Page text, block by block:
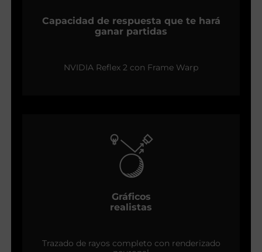
Capacidad de respuesta que te hará
ganar partidas
NVIDIA Reflex 2 con Frame Warp
Gráficos
realistas
Trazado de rayos completo con renderizado